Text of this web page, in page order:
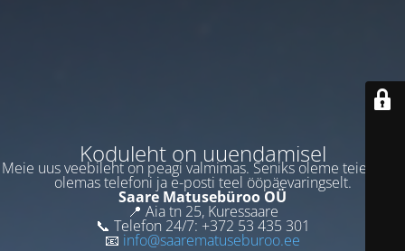
Koduleht on uuendamisel
Meie uus veebileht on peagi valmimas. Seniks oleme teie jaoks
olemas telefoni ja e-posti teel ööpäevaringselt.
Saare Matusebüroo OÜ
📍 Aia tn 25, Kuressaare
📞 Telefon 24/7: +372 53 435 301
📧 info@saarematuseburoo.ee